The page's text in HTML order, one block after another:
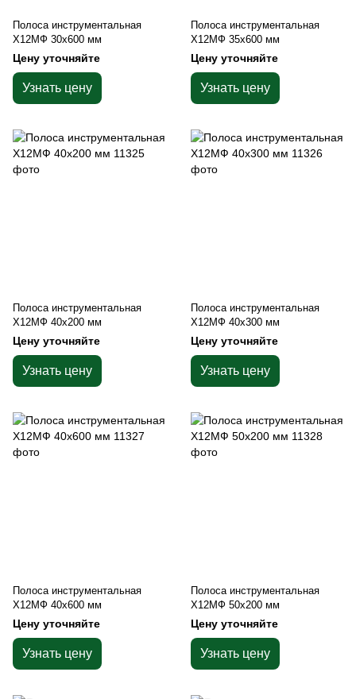
Полоса инструментальная
Х12МФ 30х600 мм
Цену уточняйте
Узнать цену
Полоса инструментальная
Х12МФ 35х600 мм
Цену уточняйте
Узнать цену
Полоса инструментальная
Х12МФ 40х200 мм
Цену уточняйте
Узнать цену
Полоса инструментальная
Х12МФ 40х300 мм
Цену уточняйте
Узнать цену
Полоса инструментальная
Х12МФ 40х600 мм
Цену уточняйте
Узнать цену
Полоса инструментальная
Х12МФ 50х200 мм
Цену уточняйте
Узнать цену